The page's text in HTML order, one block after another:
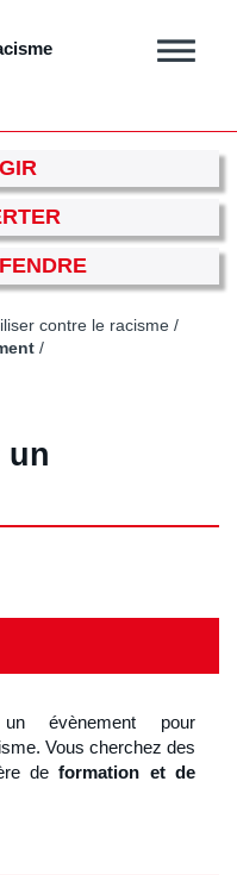
Afficher
contre le racisme
un
évènement pour
Vous cherchez des
deformation et de